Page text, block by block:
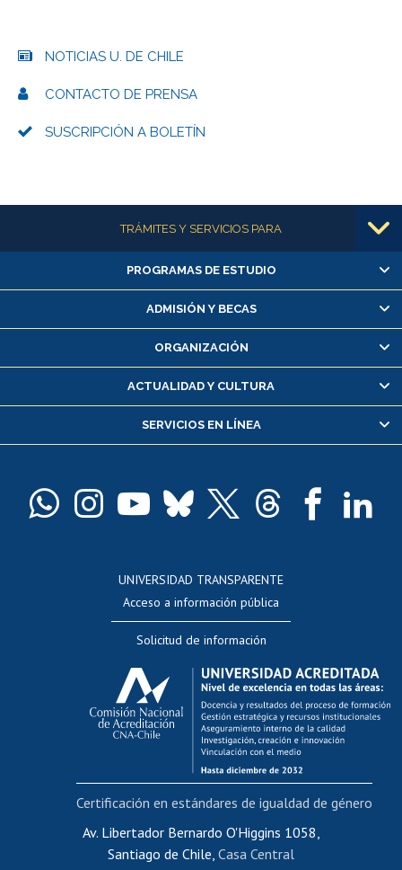
NOTICIAS U. DE CHILE
CONTACTO DE PRENSA
SUSCRIPCIÓN A BOLETÍN
Más informaciónTRÁMITES Y SERVICIOS PARA
Alumnas/os y exalumnas/os
Matrícula en línea
Inscripción y cambio de asignaturas
Consulta y certificado de notas
Servicio médico y dental
Pago de arancel y crédito alumnos
Docentes
Evaluación docente
Calificación académica
Postulación al AUCAI
Funcionarias/os
Cursos internos de capacitación
Bienestar del personal
Portal de movilidad interna
Certificado de renta
Certificado de renta honorarios
PROGRAMAS DE ESTUDIO
ADMISIÓN Y BECAS
ORGANIZACIÓN
ACTUALIDAD Y CULTURA
SERVICIOS EN LÍNEA
UNIVERSIDAD TRANSPARENTE
Acceso a información pública
Solicitud de información
Av. Libertador Bernardo O'Higgins 1058,
Santiago de Chile, Casa Central
Certificación en estándares de igualdad de género